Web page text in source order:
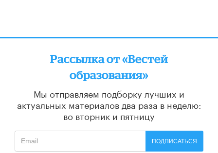
Рассылка от «Вестей
образования»
Мы отправляем подборку лучших и
актуальных материалов два раза в неделю:
во вторник и пятницу
ПОДПИСАТЬСЯ